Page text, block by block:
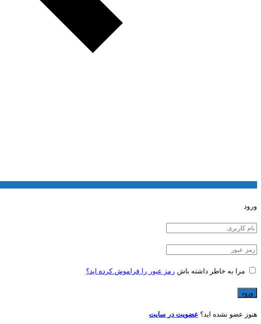
ورود
مرا به خاطر داشته باش رمز عبور را فراموش کرده اید؟
هنوز عضو نشده اید؟ عضویت در سایت